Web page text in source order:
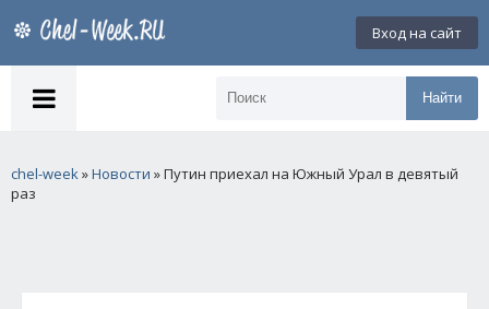
Вход на сайт
Найти
chel-week»Новости » Путин приехал на Южный Урал в девятый
раз